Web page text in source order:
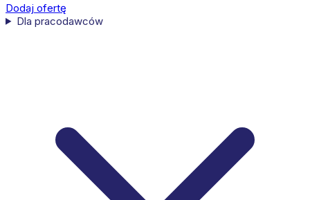
Dodaj ofertę
Dla pracodawców